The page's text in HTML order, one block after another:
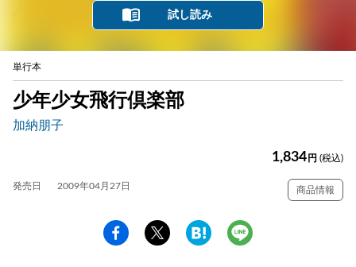
試し読み
単行本
少年少女飛行倶楽部
加納朋子
1,834 円 (税込)
発売日 2009年04月27日 商品情報